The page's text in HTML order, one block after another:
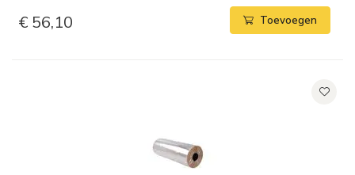
€ 56,10 Toevoegen